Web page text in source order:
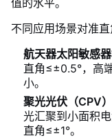
值的水平。
不同应用场景对准直
航天器太阳敏感
直角≤±0.5°，高
小。
聚光光伏（CPV
光汇聚到小面积
直角≤±1°。